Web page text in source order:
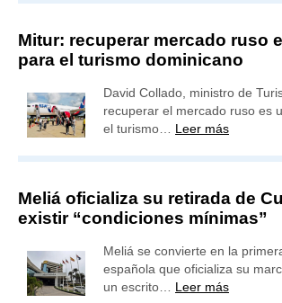
Mitur: recuperar mercado ruso
para el turismo dominicano
David Collado, ministro de
recuperar el mercado ruso es
el turismo… Leer más
Meliá oficializa su retirada de
existir “condiciones mínimas”
Meliá se convierte en la
española que oficializa su
un escrito… Leer más